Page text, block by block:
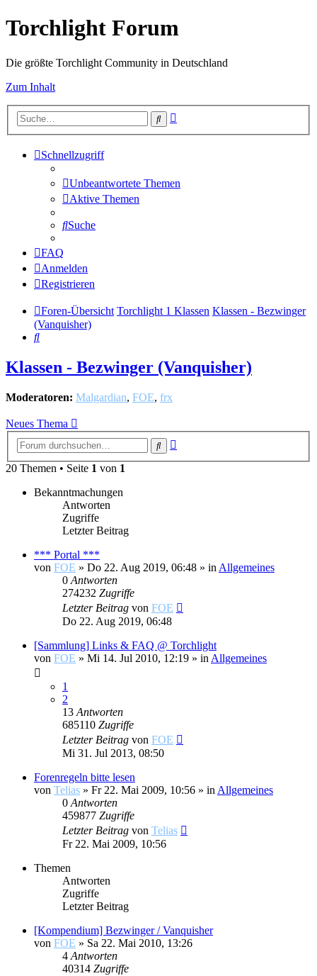
Torchlight Forum
Die größte Torchlight Community in Deutschland
Zum Inhalt
Suche
Schnellzugriff
Unbeantwortete Themen
Aktive Themen
Suche
FAQ
Anmelden
Registrieren
Foren-Übersicht Torchlight 1 Klassen Klassen - Bezwinger
(Vanquisher)
Suche
Klassen - Bezwinger (Vanquisher)
Moderatoren: Malgardian, FOE, frx
Neues Thema
Suche
20 Themen • Seite 1 von 1
Bekanntmachungen
Antworten
Zugriffe
Letzter Beitrag
*** Portal ***
von FOE » Do 22. Aug 2019, 06:48 » in Allgemeines
0 Antworten
274232 Zugriffe
Letzter Beitrag von FOE
Do 22. Aug 2019, 06:48
[Sammlung] Links & FAQ @ Torchlight
von FOE » Mi 14. Jul 2010, 12:19 » in Allgemeines
1
2
13 Antworten
685110 Zugriffe
Letzter Beitrag von FOE
Mi 31. Jul 2013, 08:50
Forenregeln bitte lesen
von Telias » Fr 22. Mai 2009, 10:56 » in Allgemeines
0 Antworten
459877 Zugriffe
Letzter Beitrag von Telias
Fr 22. Mai 2009, 10:56
Themen
Antworten
Zugriffe
Letzter Beitrag
[Kompendium] Bezwinger / Vanquisher
von FOE » Sa 22. Mai 2010, 13:26
4 Antworten
40314 Zugriffe